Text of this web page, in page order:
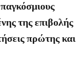
της επιβολής
πρώτης και